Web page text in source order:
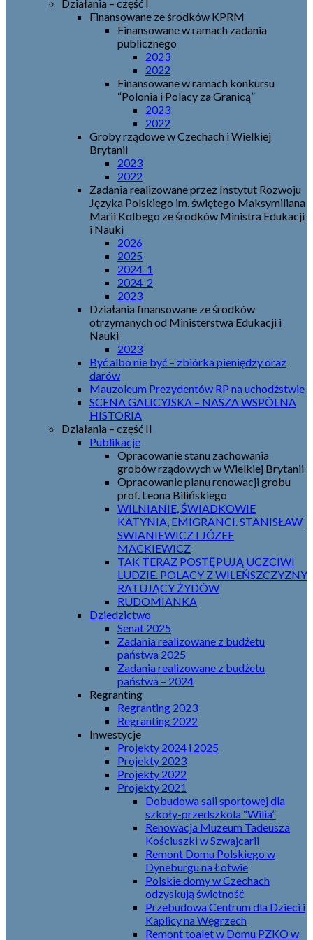
Działania – część I
Finansowane ze środków KPRM
Finansowane w ramach zadania
publicznego
2023
2022
Finansowane w ramach konkursu
“Polonia i Polacy za Granicą”
2023
2022
Groby rządowe w Czechach i Wielkiej
Brytanii
2023
2022
Zadania realizowane przez Instytut Rozwoju
Języka Polskiego im. świętego Maksymiliana
Marii Kolbego ze środków Ministra Edukacji
i Nauki
2026
2025
2024_1
2024_2
2023
Działania finansowane ze środków
otrzymanych od Ministerstwa Edukacji i
Nauki
2023
Być albo nie być – zbiórka pieniędzy oraz
darów
Mauzoleum Prezydentów RP na uchodźstwie
SCENA GALICYJSKA – NASZA WSPÓLNA
HISTORIA
Działania – część II
Publikacje
Opracowanie stanu zachowania
grobów rządowych w Wielkiej Brytanii
Opracowanie planu renowacji grobu
prof. Leona Bilińskiego
WILNIANIE, ŚWIADKOWIE
KATYNIA, EMIGRANCI. STANISŁAW
SWIANIEWICZ I JÓZEF
MACKIEWICZ
TAK TERAZ POSTĘPUJĄ UCZCIWI
LUDZIE. POLACY Z WILEŃSZCZYZNY
RATUJĄCY ŻYDÓW
RUDOMIANKA
Dziedzictwo
Senat 2025
Zadania realizowane z budżetu
państwa 2025
Zadania realizowane z budżetu
państwa – 2024
Regranting
Regranting 2023
Regranting 2022
Inwestycje
Projekty 2024 i 2025
Projekty 2023
Projekty 2022
Projekty 2021
Dobudowa sali sportowej dla
szkoły-przedszkola “Wilia”
Renowacja Muzeum Tadeusza
Kościuszki w Szwajcarii
Remont Domu Polskiego w
Dyneburgu na Łotwie
Polskie domy w Czechach
odzyskują świetność
Przebudowa Centrum dla Dzieci i
Kaplicy na Węgrzech
Remont toalet w Domu PZKO w